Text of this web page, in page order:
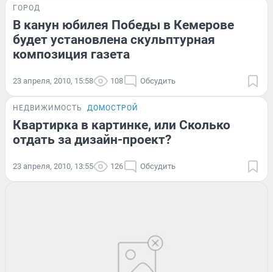
ГОРОД
В канун юбилея Победы в Кемерове
будет установлена скульптурная
композиция газета
23 апреля, 2010, 15:58 108 Обсудить
НЕДВИЖИМОСТЬ ДОМОСТРОЙ
Квартирка в картинке, или Сколько
отдать за дизайн-проект?
23 апреля, 2010, 13:55 126 Обсудить